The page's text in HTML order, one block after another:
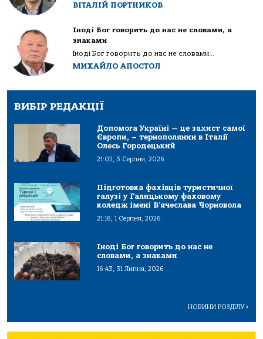
ВІТАЛІЙ ПОРТНИКОВ
Іноді Бог говорить до нас не словами, а
знаками
Іноді Бог говорить до нас не словами...
МИХАЙЛО АПОСТОЛ
ВИБІР РЕДАКЦІЇ
Допомога Україні — це захист самої
Європи, – тернополянин в Італії
Олесь Городецький
21:02, 3 Серпня, 2026
Підготовка фахівців туристичної
галузі у Галицькому фаховому
коледж імені В’ячеслава Чорновола
21:16, 1 Серпня, 2026
Іноді Бог говорить до нас не
словами, а знаками
16:43, 31 Липня, 2026
НОВИНИ РОЗДІЛУ>